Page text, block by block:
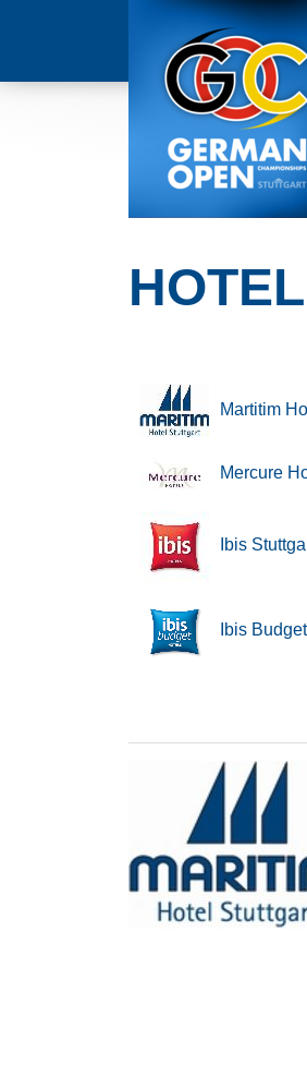
Martitim
Mercure
Ibis
Ibis